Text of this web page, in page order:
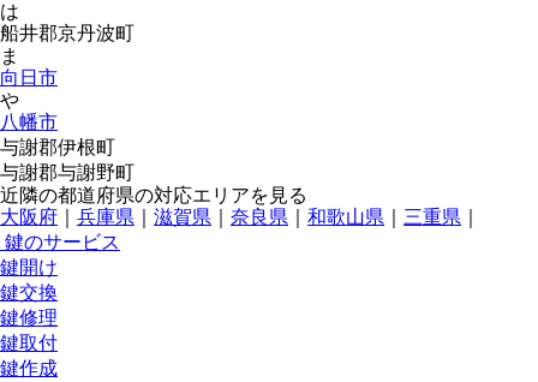
は
船井郡京丹波町
ま
向日市
や
八幡市
与謝郡伊根町
与謝郡与謝野町
近隣の都道府県の対応エリアを見る
大阪府
兵庫県 滋賀県 奈良県 和歌山県 三重県
鍵のサービス
鍵開け
鍵交換
鍵修理
鍵取付
鍵作成